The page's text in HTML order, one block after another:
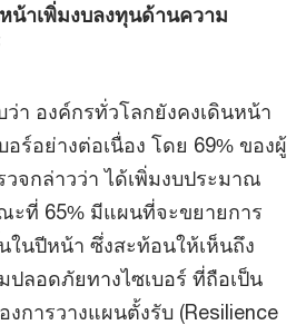
น้าเพิ่มงบลงทุนด้านความ
ว่า องค์กรทั่วโลกยังคงเดินหน้า
อร์อย่างต่อเนื่อง โดย 69% ของผู้
จกล่าวว่า ได้เพิ่มงบประมาณ
ะที่ 65% มีแผนที่จะขยายการ
นปีหน้า ซึ่งสะท้อนให้เห็นถึง
ลอดภัยทางไซเบอร์ ที่ถือเป็น
การวางแผนตั้งรับ (Resilience